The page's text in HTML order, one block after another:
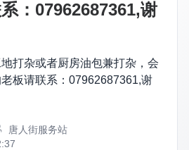
：07962687361,谢
打杂或者厨房油包兼打杂，会
板请联系：07962687361,谢
唐人街服务站